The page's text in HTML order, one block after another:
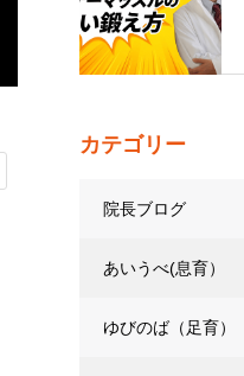
カテゴリー
院長ブログ
あいうべ(息育）
ゆびのば（足育）